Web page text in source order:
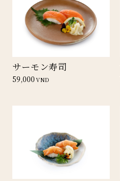
サーモン寿司
59,000VND